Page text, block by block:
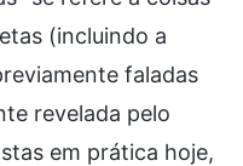
(incluindo a
faladas
revelada pelo
em prática hoje,